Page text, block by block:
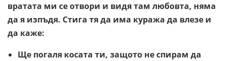
вратата ми се отвори и видя там любовта, няма
да я изпъдя. Стига тя да има куража да влезе и
да каже:
Ще погаля косата ти, защото не спирам да